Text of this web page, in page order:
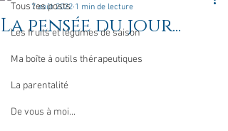
Tous les posts
Les fruits et légumes de saison
Ma boîte à outils thérapeutiques
La parentalité
De vous à moi...
La pensée du jour...
7 août 2022 1 min de lecture